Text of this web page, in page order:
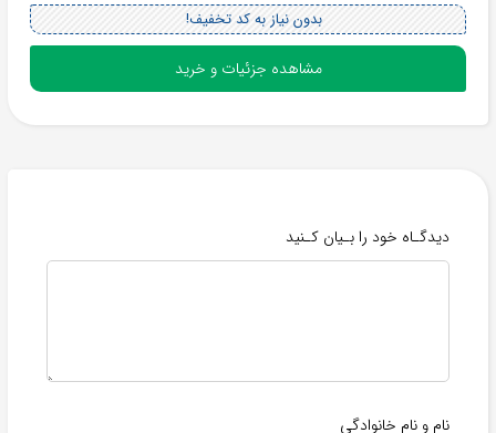
بدون نیاز به کد تخفیف!
مشاهده جزئیات و خرید
دیدگـاه خود را بـیان کـنید
نام و نام خانوادگی